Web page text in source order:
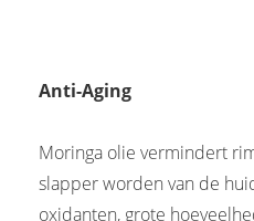
Anti-Aging
Moringa olie vermindert
slapper worden van de
oxidanten, grote